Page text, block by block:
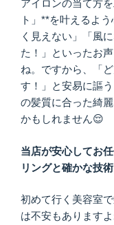
アイロンの当て方
ト」**を叶えるよ
く見えない」「風
た！」といったお
ね。ですから、「
す！」と安易に謳
の髪質に合った綺
かもしれません😌
当店が安心してお
リングと確かな技術
初めて行く美容室
は不安もあります